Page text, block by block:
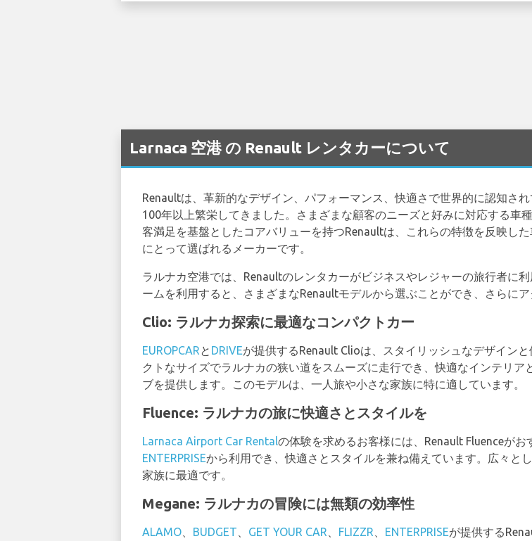
Larnaca 空港 の Renault レンタカーについて
Renaultは、革新的なデザイン、パフォーマンス、快適さで世界的に認知さ
100年以上繁栄してきました。さまざまな顧客のニーズと好みに対応する車
客満足を基盤としたコアバリューを持つRenaultは、これらの特徴を反映し
にとって選ばれるメーカーです。
ラルナカ空港では、Renaultのレンタカーがビジネスやレジャーの旅行者に利
ームを利用すると、さまざまなRenaultモデルから選ぶことができ、さらにア
Clio: ラルナカ探索に最適なコンパクトカー
EUROPCARと DRIVEが提供するRenault Clioは、スタイリッシュなデザイン
クトなサイズでラルナカの狭い道をスムーズに走行でき、快適なインテリ
ブを提供します。このモデルは、一人旅や小さな家族に特に適しています。
Fluence: ラルナカの旅に快適さとスタイルを
Larnaca Airport Car Rentalの体験を求めるお客様には、Renault Fluenceがお
ENTERPRISEから利用でき、快適さとスタイルを兼ね備えています。広々と
家族に最適です。
Megane: ラルナカの冒険には無類の効率性
ALAMO BUDGET GET YOUR CAR FLIZZR ENTERPRISEが提供する